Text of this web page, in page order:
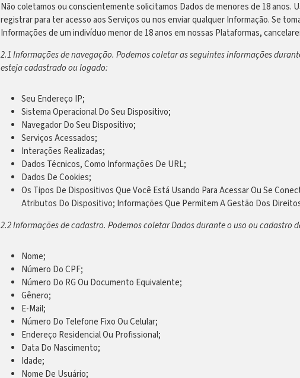
Não coletamos ou conscientemente solicitamos Dados de menores de 18 anos.
registrar para ter acesso aos Serviços ou nos enviar qualquer Informação. Se
Informações de um indivíduo menor de 18 anos em nossas Plataformas,
2.1 Informações de navegação. Podemos coletar as seguintes informações
esteja cadastrado ou logado:
Seu Endereço IP;
Sistema Operacional Do Seu Dispositivo;
Navegador Do Seu Dispositivo;
Serviços Acessados;
Interações Realizadas;
Dados Técnicos, Como Informações De URL;
Dados De Cookies;
Os Tipos De Dispositivos Que Você Está Usando Para Acessar Ou Se
Atributos Do Dispositivo; Informações Que Permitem A Gestão Dos
2.2 Informações de cadastro. Podemos coletar Dados durante o uso ou cadastro
Nome;
Número Do CPF;
Número Do RG Ou Documento Equivalente;
Gênero;
E-Mail;
Número Do Telefone Fixo Ou Celular;
Endereço Residencial Ou Profissional;
Data Do Nascimento;
Idade;
Nome De Usuário;